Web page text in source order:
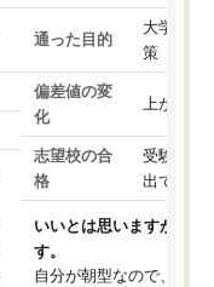
通った目的
大学入学
策
偏差値の変
化
上がった
志望校の合
格
受験して
出ていな
いいとは思いますが、料
す。
自分が朝型なので、自習